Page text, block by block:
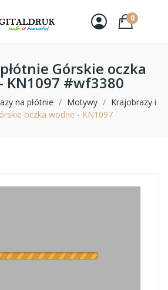
0
Górskie oczka
KN1097 #wf3380
na płótnie Motywy
Krajobrazy i
oczka wodne - KN1097